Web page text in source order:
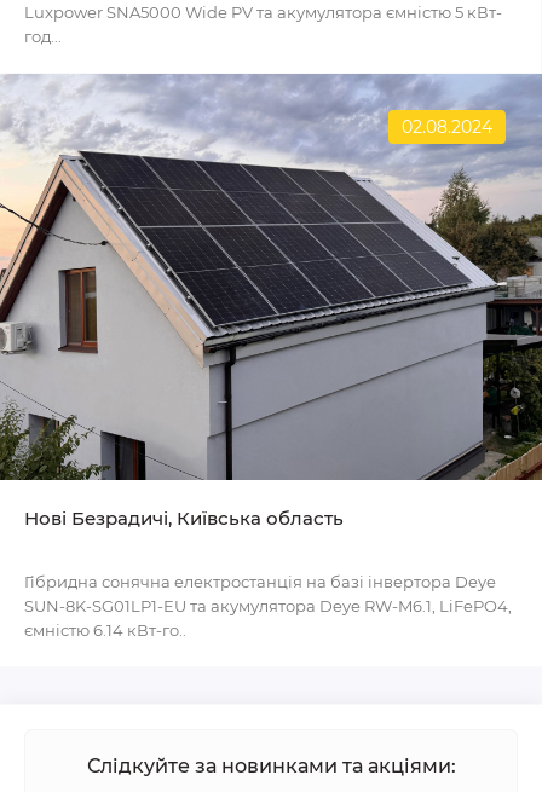
Luxpower SNA5000 Wide PV та акумулятора ємністю 5 кВт-
год...
02.08.2024
Нові Безрадичі, Київська область
Гібридна сонячна електростанція на базі інвертора Deye
SUN-8K-SG01LP1-EU та акумулятора Deye RW-M6.1, LiFePO4,
ємністю 6.14 кВт-го..
Слідкуйте за новинками та акціями: